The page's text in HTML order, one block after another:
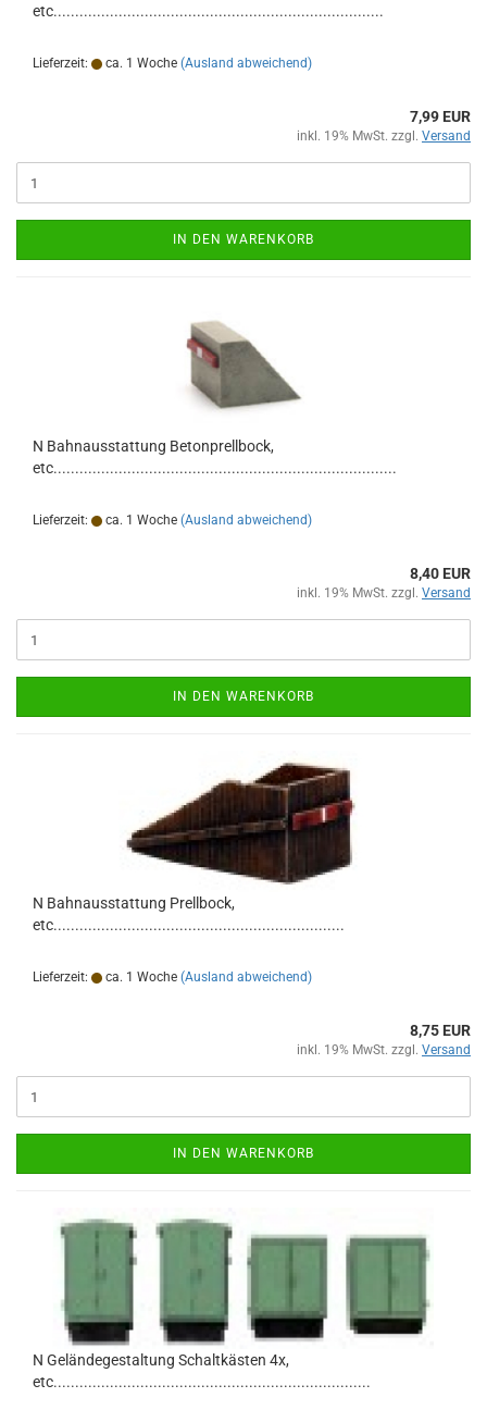
etc............................................................................
Lieferzeit: ca. 1 Woche (Ausland abweichend)
7,99 EUR
inkl. 19% MwSt. zzgl. Versand
IN DEN WARENKORB
N Bahnausstattung Betonprellbock,
etc...............................................................................
Lieferzeit: ca. 1 Woche (Ausland abweichend)
8,40 EUR
inkl. 19% MwSt. zzgl. Versand
IN DEN WARENKORB
N Bahnausstattung Prellbock,
etc...................................................................
Lieferzeit: ca. 1 Woche (Ausland abweichend)
8,75 EUR
inkl. 19% MwSt. zzgl. Versand
IN DEN WARENKORB
N Geländegestaltung Schaltkästen 4x,
etc.........................................................................